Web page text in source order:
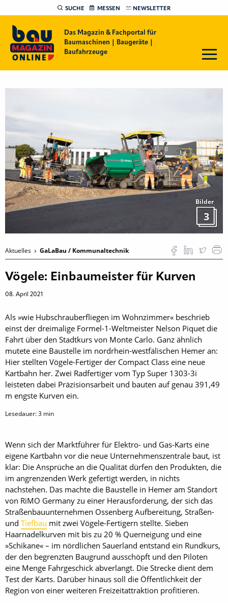
SUCHE MESSEN NEWSLETTER
Das Magazin & Fachportal für
Baumaschinen | Baugeräte |
Baufahrzeuge
Bilder
3
Aktuelles GaLaBau / Kommunaltechnik
Vögele: Einbaumeister für Kurven
08. April 2021
Als »wie Hubschrauberfliegen im Wohnzimmer« beschrieb
einst der dreimalige Formel-1-Weltmeister Nelson Piquet die
Fahrt über den Stadtkurs von Monte Carlo. Ganz ähnlich
mutete eine Baustelle im nordrhein-westfälischen Hemer an:
Hier stellten Vögele-Fertiger der Compact Class eine neue
Kartbahn her. Zwei Radfertiger vom Typ Super 1303-3i
leisteten dabei Präzisionsarbeit und bauten auf genau 391,49
m engste Kurven ein.
Lesedauer:3 min
Wenn sich der Marktführer für Elektro- und Gas-Karts eine
eigene Kartbahn vor die neue Unternehmenszentrale baut, ist
klar: Die Ansprüche an die Qualität dürfen den Produkten, die
im angrenzenden Werk gefertigt werden, in nichts
nachstehen. Das machte die Baustelle in Hemer am Standort
von RiMO Germany zu einer Herausforderung, der sich das
Straßenbauunternehmen Ossenberg Aufbereitung, Straßen-
und Tiefbau mit zwei Vögele-Fertigern stellte. Sieben
Haarnadelkurven mit bis zu 20 % Querneigung und eine
»Schikane« – im nördlichen Sauerland entstand ein Rundkurs,
der den begrenzten Baugrund ausschöpft und den Piloten
eine Menge Fahrgeschick abverlangt. Die Strecke dient dem
Test der Karts. Darüber hinaus soll die Öffentlichkeit der
Region von einer weiteren Freizeitattraktion profitieren.